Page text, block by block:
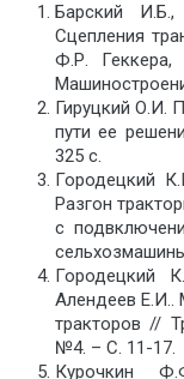
Барский
Сцепления
Ф.Р.
Гируцкий О.И.
пути ее
325 с.
Городецкий
Разгон
с
Городецкий
Алендеев Е.И..
тракторов //
№4. – С. 11-17.
Курочкин